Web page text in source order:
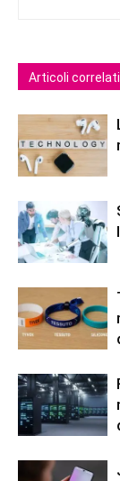
Articoli correlati